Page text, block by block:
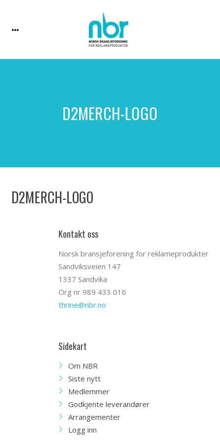
D2MERCH-LOGO
D2MERCH-LOGO
Kontakt oss
Norsk bransjeforening for reklameprodukter
Sandviksveien 147
1337 Sandvika
Org nr 989 433 016
thrine@nbr.no
Sidekart
Om NBR
Siste nytt
Medlemmer
Godkjente leverandører
Arrangementer
Logg inn